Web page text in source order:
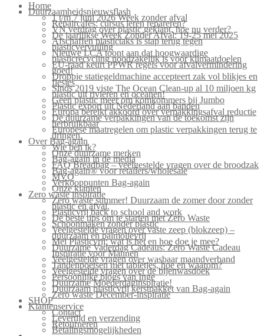
Home
Duurzaamheidsnieuwsflash
1 t/m 7 juni 2026 Week zonder afval
Repaircafés: cursus leren repareren?
VN verdrag over plastic geklapt, hoe nu verder?
De jaarlijkse Week Zonder Afval: 19-25 mei 2025
Afschaffen plastictaks is stap terug tegen
plasticvervuiling
Nieuwe LCA toont aan dat hoogwaardige
plasticrecycling noodzakelijk is voor klimaatdoelen
EU-raad keurt PPWR regels voor afvalvermindering
goed!
Droppie statiegeldmachine accepteert zak vol blikjes en
flesjes
Sinds 2019 viste The Ocean Clean-up al 10 miljoen kg
plastic uit rivieren en oceanen!
Geen plastic meer om komkommers bij Jumbo
Plastic export uit Nederland aan banden
Europa bereikt akkoord over verpakkingsafval reductie
De duurzame verpakkingen van de toekomst zijn
herbruikbaar
Europese maatregelen om plastic verpakkingen terug te
dringen.
Over Bag-again
Wie ben ik?
Onze duurzame merken
Bag-again in de media
FAQ Breadbag – veelgestelde vragen over de broodzak
Bag-again® voor retailers/wholesale
MVO
Verkooppunten Bag-again
Onze klanten
Zero waste inspiratie
Zero waste summer! Duurzaam de zomer door zonder
plastic en afval.
Plasticvrij back to school and work
De beste tips om te starten met Zero Waste
Schoonmaken zonder plastic
Veelgestelde vragen over vaste zeep (blokzeep) –
duurzaam en palmolievrij
Mei Plasticvrij: wat is het en hoe doe je mee?
Duurzame Vaderdag Cadeaus: Zero Waste Cadeau
Inspiratie voor Mannen
Veelgestelde vragen over wasbaar maandverband
Tandenpoetsen met tabletjes, hoe en waarom?
Veelgestelde vragen over de bijenwasdoek
Persoonlijke blogs van Inge
Duurzame Moederdaginspiratie!
Duurzaam plasticvrij kerstpakket van Bag-again
Zero waste December-inspiratie
SHOP
Klantenservice
Contact
Levertijd en verzending
Retourneren
Betalingsmogelijkheden